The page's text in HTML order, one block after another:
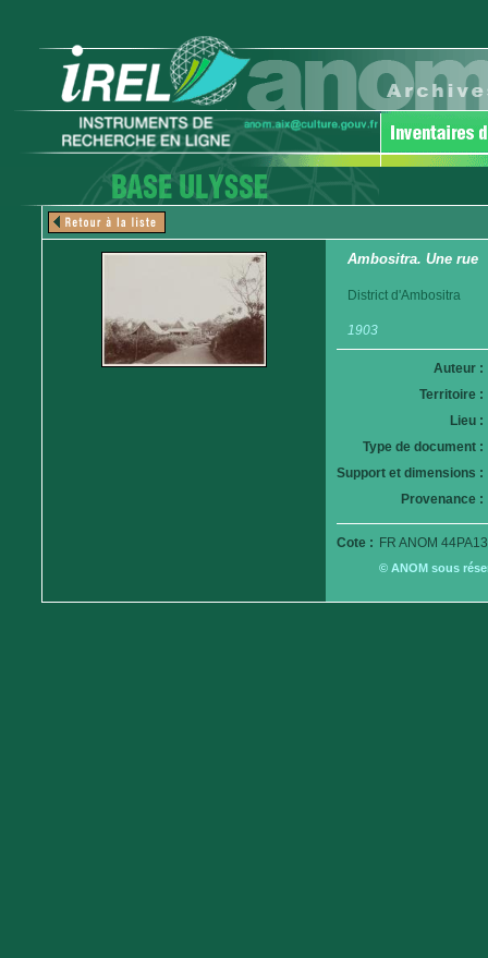
Ambositra. Une rue
District d'Ambositra
1903
Auteur :
Territoire :
Lieu :
Type de document :
Support et dimensions :
Provenance :
Cote : FR ANOM
© ANOM sous